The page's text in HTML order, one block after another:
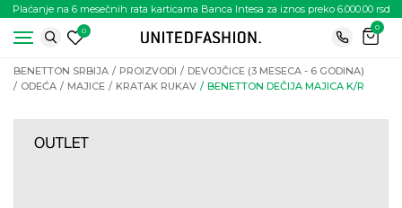
Plaćanje na 6 mesečnih rata karticama Banca Intesa za iznos preko 6.000.00 rsd
0
0
BENETTON SRBIJA PROIZVODI
DEVOJČICE (3 MESECA - 6 GODINA)
ODEĆA
MAJICE KRATAK RUKAV BENETTON DEČIJA MAJICA K/R